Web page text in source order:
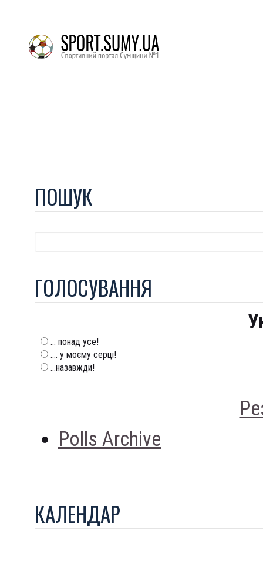
ПОШУК
ГОЛОСУВАННЯ
... понад усе!
.... у моєму серці!
...назавжди!
Polls Archive
КАЛЕНДАР